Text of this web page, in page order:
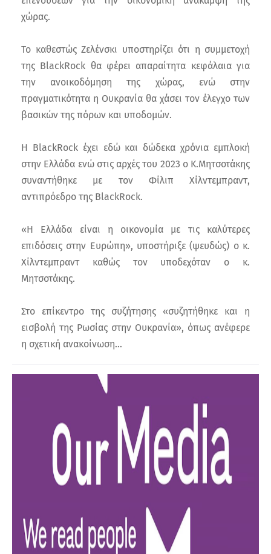
χώρας.
Το καθεστώς Ζελένσκι υποστηρίζει ότι η συμμετοχή
της BlackRock θα φέρει απαραίτητα κεφάλαια για
την ανοικοδόμηση της χώρας, ενώ στην
πραγματικότητα η Ουκρανία θα χάσει τον έλεγχο των
βασικών της πόρων και υποδομών.
H BlackRock έχει εδώ και δώδεκα χρόνια εμπλοκή
στην Ελλάδα ενώ στις αρχές του 2023 ο Κ.Μητσοτάκης
συναντήθηκε με τον Φίλιπ Χίλντεμπραντ,
αντιπρόεδρο της BlackRock.
«Η Ελλάδα είναι η οικονομία με τις καλύτερες
επιδόσεις στην Ευρώπη», υποστήριξε (ψευδώς) ο κ.
Χίλντεμπραντ καθώς τον υποδεχόταν ο κ.
Μητσοτάκης.
Στο επίκεντρο της συζήτησης «συζητήθηκε και η
εισβολή της Ρωσίας στην Ουκρανία», όπως ανέφερε
η σχετική ανακοίνωση…